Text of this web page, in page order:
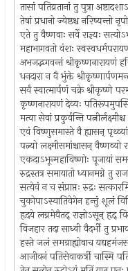
तासां पतिव्रतानां तु पुत्रा
तेषां प्रधानो ज्येष्ठश्च नरिष्यन्तो
एते तु वैष्णवाः सर्वे राज्ञ्यः
महाभागवतो वंशः
अभजद्भगवन्तं श्रीकृष्णनारायणं
धनदारा न वै भुंक्ते
सर्वं स्वात्मार्पणं चक्रे श्रीकृष्णे
कृष्णनारायणं देव्यः
मत्वा सेवां प्रकुर्वन्ति
एवं विष्णुसमास्ते वै ह्यासन् पृथ्व्यां
पत्न्यो लक्ष्मीसमांश्चासन् वैष्णव्यो
एकदाऽभून्महाविष्णोः पूजायां
रुद्रस्तत्र समायातो ध्यानमग्ने तु
सत्येवं न च संप्राप्तः रुद्रः
चुकोपाऽस्यातिवेगेन हन्तुं शूलं
हृदये लग्नमेवैतद् राज्ञोऽसून् हृद्
विजहार तदा साध्वी वैदर्भी तु
हस्ते जलं समग्राह्योवाच
आजीवनं पतिसेवाकर्त्री चास्मि